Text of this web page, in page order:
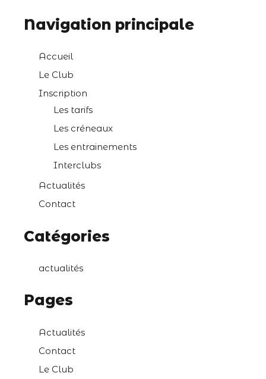
Navigation principale
Accueil
Le Club
Inscription
Les tarifs
Les créneaux
Les entrainements
Interclubs
Actualités
Contact
Catégories
actualités
Pages
Actualités
Contact
Le Club